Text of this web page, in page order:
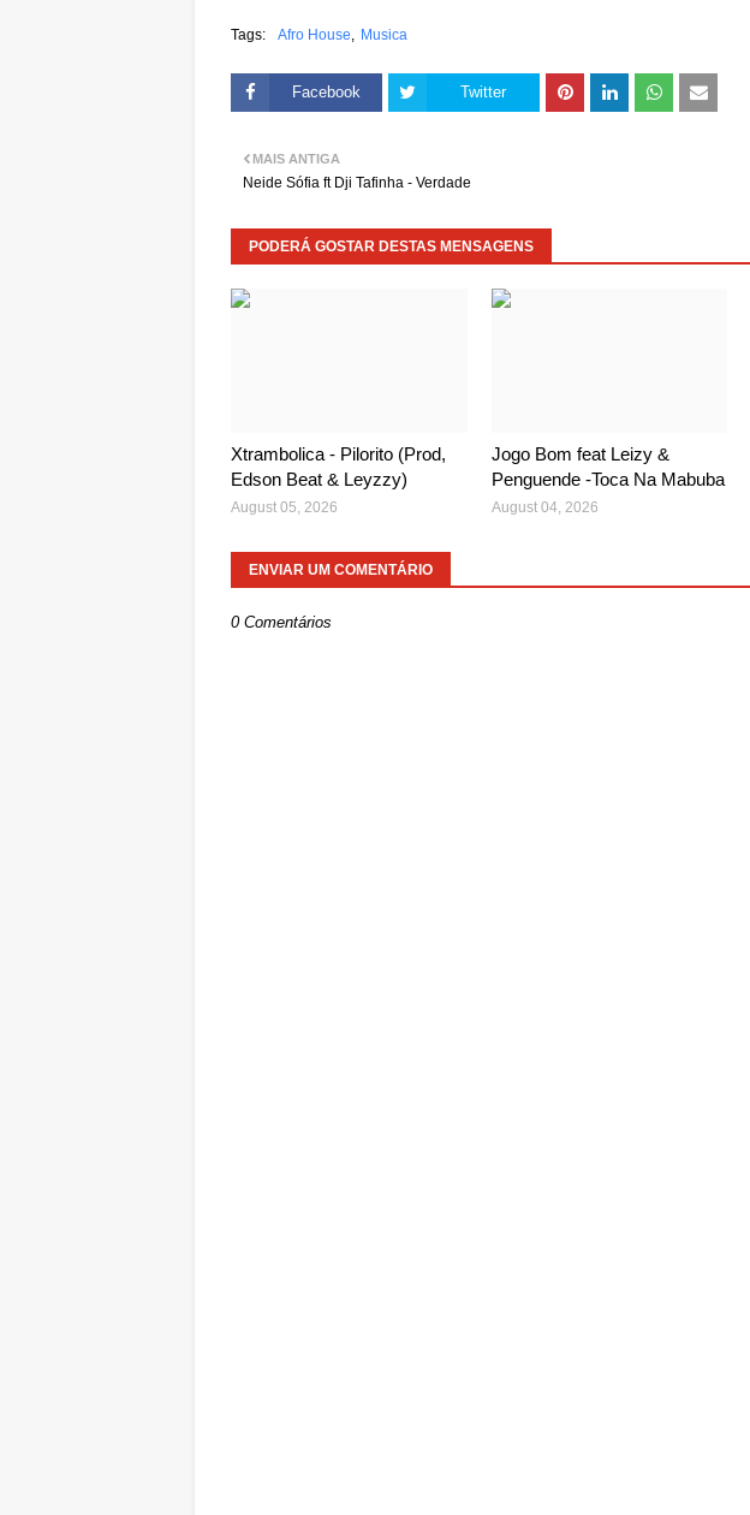
Tags: Afro House Musica
Facebook Twitter
MAIS ANTIGA
Neide Sófia ft Dji Tafinha - Verdade
PODERÁ GOSTAR DESTAS MENSAGENS
Xtrambolica - Pilorito (Prod,
Edson Beat & Leyzzy)
August 05, 2026
Jogo Bom feat Leizy &
Penguende -Toca Na Mabuba
August 04, 2026
ENVIAR UM COMENTÁRIO
0 Comentários